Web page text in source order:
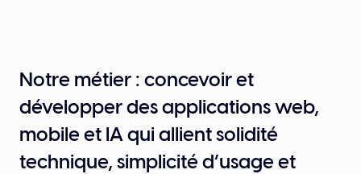
Notre métier : concevoir et
développer des applications web,
mobile et IA qui allient solidité
technique, simplicité d’usage et